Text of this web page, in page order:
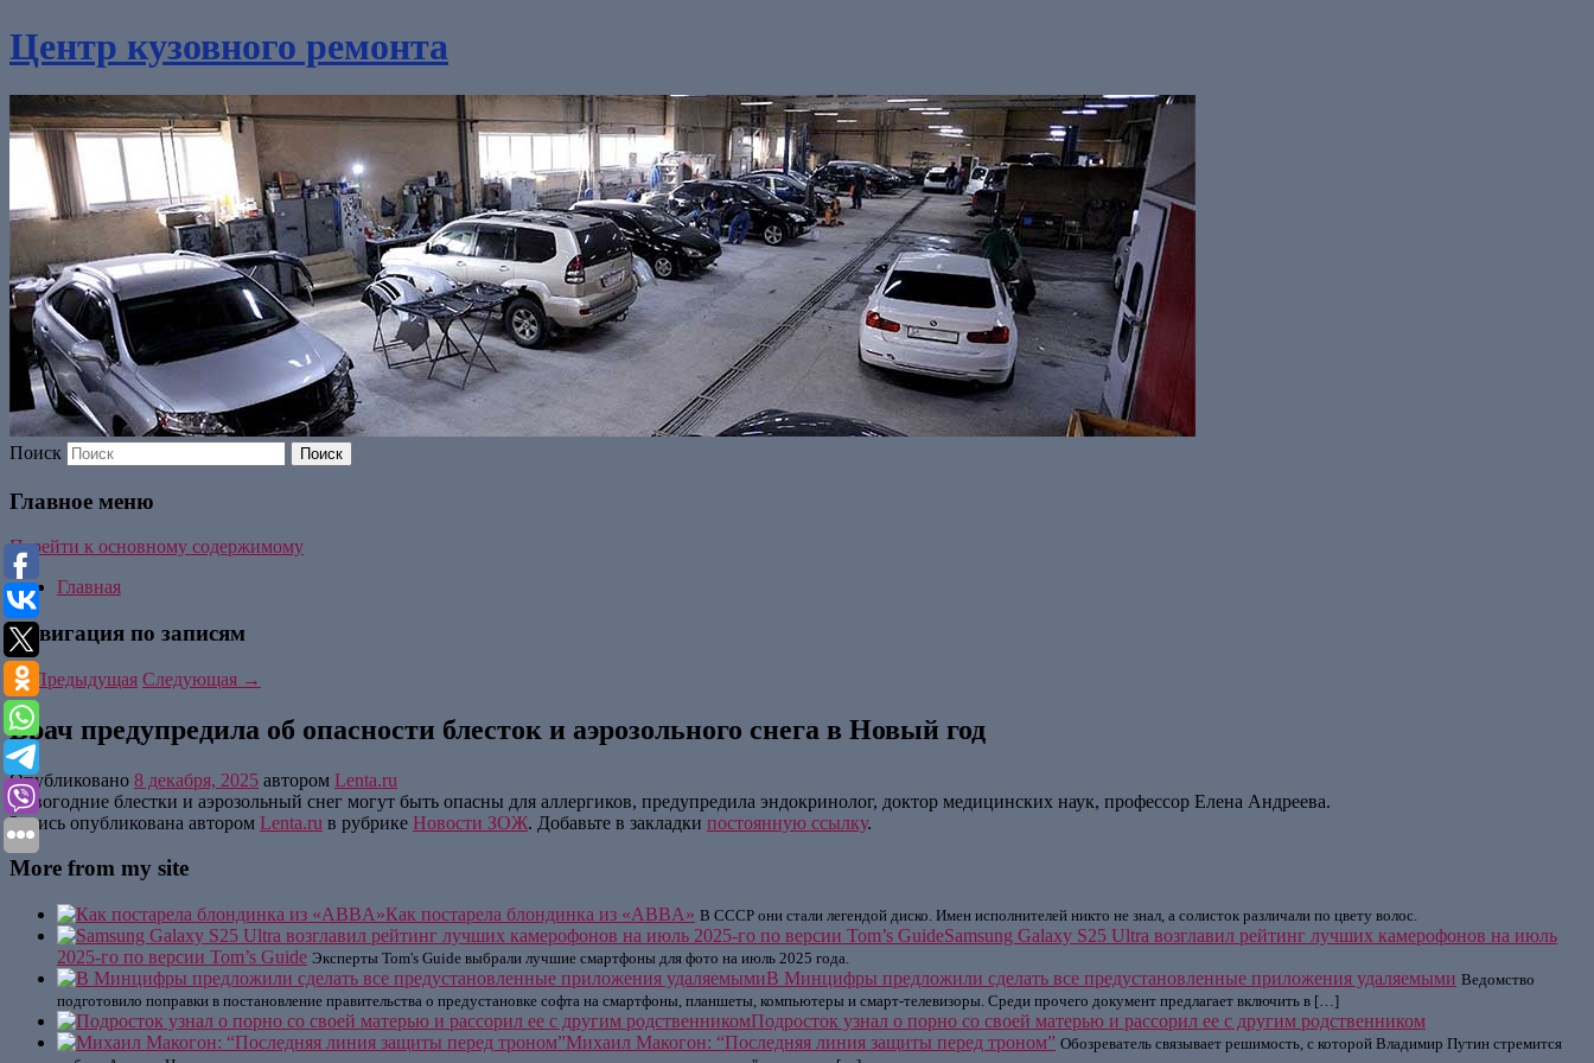
Центр кузовного ремонта
Поиск
Главное меню
Перейти к основному содержимому
Главная
Навигация по записям
←Предыдущая Следующая →
Врач предупредила об опасности блесток и аэрозольного снега в Новый год
Опубликовано 8 декабря, 2025 автором Lenta.ru
Новогодние блестки и аэрозольный снег могут быть опасны для аллергиков, предупредила эндокринолог, доктор медицинских наук, профессор Елена Андреева.
Запись опубликована автором Lenta.ru в рубрике Новости ЗОЖ. Добавьте в закладки постоянную ссылку.
More from my site
Как постарела блондинка из «ABBA» В СССР они стали легендой диско. Имен исполнителей никто не знал, а солисток различали по цвету волос.
Samsung Galaxy S25 Ultra возглавил рейтинг лучших камерофонов на июль
2025-го по версии Tom’s Guide Эксперты Tom's Guide выбрали лучшие смартфоны для фото на июль 2025 года.
В Минцифры предложили сделать все предустановленные приложения удаляемыми Ведомство
подготовило поправки в постановление правительства о предустановке софта на смартфоны, планшеты, компьютеры и смарт-телевизоры. Среди прочего документ предлагает включить в […]
Подросток узнал о порно со своей матерью и рассорил ее с другим родственником
Михаил Макогон: “Последняя линия защиты перед троном” Обозреватель связывает решимость, с которой Владимир Путин стремится